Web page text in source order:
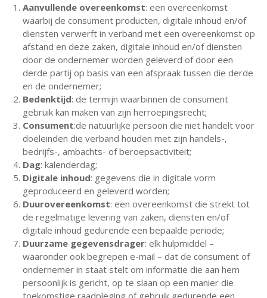
Aanvullende overeenkomst: een overeenkomst
waarbij de consument producten, digitale inhoud en/of
diensten verwerft in verband met een overeenkomst op
afstand en deze zaken, digitale inhoud en/of diensten
door de ondernemer worden geleverd of door een
derde partij op basis van een afspraak tussen die derde
en de ondernemer;
Bedenktijd: de termijn waarbinnen de consument
gebruik kan maken van zijn herroepingsrecht;
Consument:de natuurlijke persoon die niet handelt voor
doeleinden die verband houden met zijn handels-,
bedrijfs-, ambachts- of beroepsactiviteit;
Dag: kalenderdag;
Digitale inhoud: gegevens die in digitale vorm
geproduceerd en geleverd worden;
Duurovereenkomst: een overeenkomst die strekt tot
de regelmatige levering van zaken, diensten en/of
digitale inhoud gedurende een bepaalde periode;
Duurzame gegevensdrager: elk hulpmiddel –
waaronder ook begrepen e-mail – dat de consument of
ondernemer in staat stelt om informatie die aan hem
persoonlijk is gericht, op te slaan op een manier die
toekomstige raadpleging of gebruik gedurende een